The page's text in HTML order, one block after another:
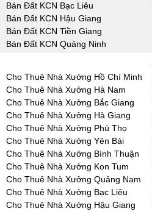
Bán Đất KCN Bạc Liêu
Bán Đất KCN Hậu Giang
Bán Đất KCN Tiền Giang
Bán Đất KCN Quảng Ninh
Cho Thuê Nhà Xưởng Hồ Chí Minh
Cho Thuê Nhà Xưởng Hà Nam
Cho Thuê Nhà Xưởng Bắc Giang
Cho Thuê Nhà Xưởng Hà Giang
Cho Thuê Nhà Xưởng Phú Thọ
Cho Thuê Nhà Xưởng Yên Bái
Cho Thuê Nhà Xưởng Bình Thuận
Cho Thuê Nhà Xưởng Kon Tum
Cho Thuê Nhà Xưởng Quảng Nam
Cho Thuê Nhà Xưởng Bạc Liêu
Cho Thuê Nhà Xưởng Hậu Giang